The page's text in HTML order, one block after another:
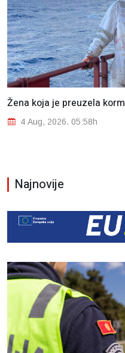
Žena koja je preuzela
4 Aug, 2026. 05:58h
Najnovije